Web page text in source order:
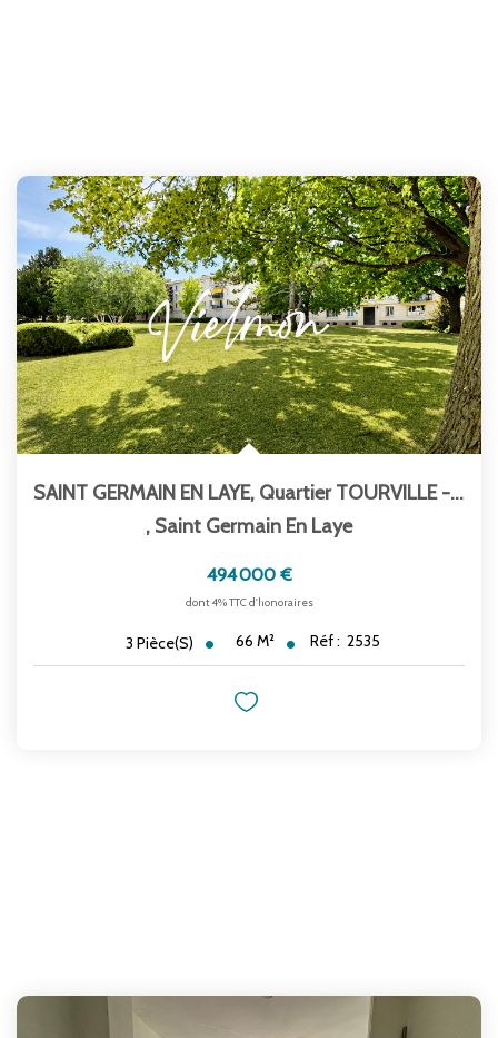
SAINT GERMAIN EN LAYE, Quartier TOURVILLE - Place LOUIS XIV
, Saint Germain En Laye
494 000 €
dont 4% TTC d'honoraires
3 Pièce(s) 66 M² Réf : 2535